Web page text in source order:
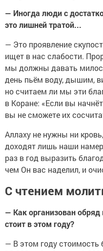
— Иногда люди с
это лишней тратой...
— Это проявление
ищет в нас слабости.
мы должны давать
день пьём воду, дышим,
но считаем ли мы эти
в Коране: «Если вы
вы не сможете их
Аллаху не нужны ни
доходят лишь наши
раз в год выразить
чем Он вас наделил, и
С чтением
— Как организован
стоит в этом году?
— В этом году стоимость